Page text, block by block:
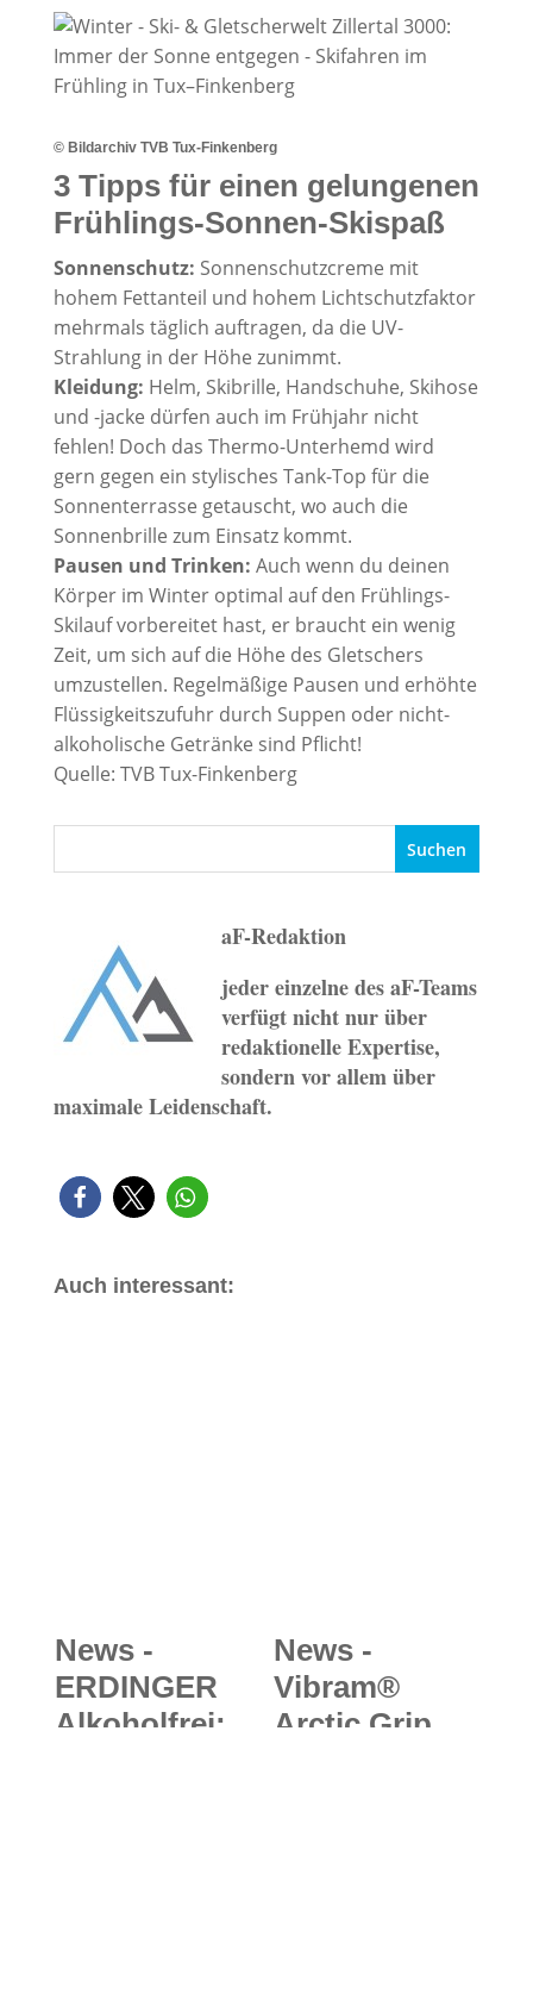
© Bildarchiv TVB Tux-Finkenberg
3 Tipps für einen gelungenen
Frühlings-Sonnen-Skispaß
Sonnenschutz: Sonnenschutzcreme mit
hohem Fettanteil und hohem Lichtschutzfaktor
mehrmals täglich auftragen, da die UV-
Strahlung in der Höhe zunimmt.
Kleidung: Helm, Skibrille, Handschuhe, Skihose
und -jacke dürfen auch im Frühjahr nicht
fehlen! Doch das Thermo-Unterhemd wird
gern gegen ein stylisches Tank-Top für die
Sonnenterrasse getauscht, wo auch die
Sonnenbrille zum Einsatz kommt.
Pausen und Trinken: Auch wenn du deinen
Körper im Winter optimal auf den Frühlings-
Skilauf vorbereitet hast, er braucht ein wenig
Zeit, um sich auf die Höhe des Gletschers
umzustellen. Regelmäßige Pausen und erhöhte
Flüssigkeitszufuhr durch Suppen oder nicht-
alkoholische Getränke sind Pflicht!
Quelle: TVB Tux-Finkenberg
aF-Redaktion
jeder einzelne des aF-Teams
verfügt nicht nur über
redaktionelle Expertise,
sondern vor allem über
maximale Leidenschaft.
Auch interessant:
News -
ERDINGER
Alkoholfrei:
News -
Vibram®
Arctic Grip